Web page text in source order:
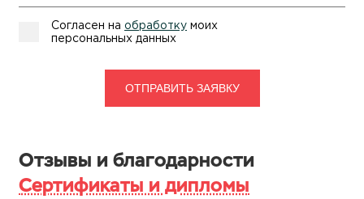
Согласен на обработку моих
персональных данных
Отзывы и благодарности
Сертификаты и дипломы